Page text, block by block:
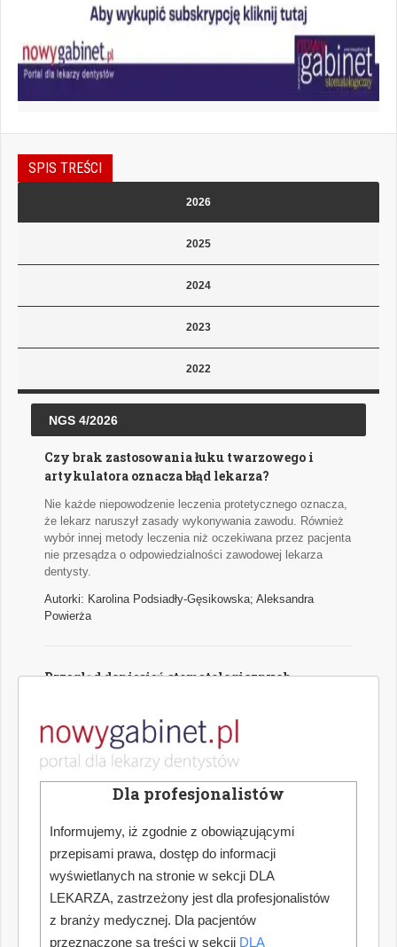
SPIS TREŚCI
2026
2025
2024
2023
2022
NGS 4/2026
Czy brak zastosowania łuku twarzowego i
artykulatora oznacza błąd lekarza?
Nie każde niepowodzenie leczenia protetycznego oznacza,
że lekarz naruszył zasady wykonywania zawodu. Również
wybór innej metody leczenia niż oczekiwana przez pacjenta
nie przesądza o odpowiedzialności zawodowej lekarza
dentysty.
Autorki: Karolina Podsiadły-Gęsikowska; Aleksandra
Powierża
Przegląd doniesień stomatologicznych
medycznych z zakresu stomatologii.
Autor: Hanna Puźyńska
do pracy w powiększeniu zabiegowym
Współczesna stomatologia nieustannie podnosi poprzeczkę
w zakresie precyzji, skuteczności i komfortu leczenia. W
erze zaawansowanych technologii, miniaturyzacji narzędzi
oraz rosnących oczekiwań pacjentów, kluczowym
elementem codziennej praktyki staje się odpowiednio
dobrana optyka zabiegowa. Coraz częściej wybór ten
Dla profesjonalistów
Informujemy, iż zgodnie z obowiązującymi
przepisami prawa, dostęp do informacji
wyświetlanych na stronie w sekcji DLA
LEKARZA, zastrzeżony jest dla profesjonalistów
z branży medycznej. Dla pacjentów
przeznaczone są treści w sekcji DLA